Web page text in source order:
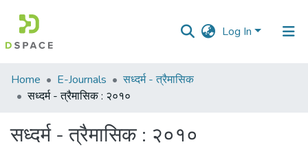
Log In
Communities
&
All of DSpace
Home E-Journals
सध्दर्म - त्रैमासिक
सध्दर्म - त्रैमासिक : २०१०
सध्दर्म - त्रैमासिक : २०१०